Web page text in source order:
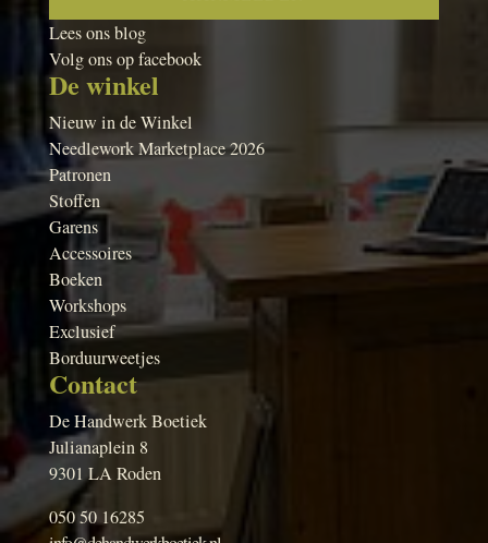
Lees ons blog
Volg ons op facebook
De winkel
Nieuw in de Winkel
Needlework Marketplace 2026
Patronen
Stoffen
Garens
Accessoires
Boeken
Workshops
Exclusief
Borduurweetjes
Contact
De Handwerk Boetiek
Julianaplein 8
9301 LA Roden
050 50 16285